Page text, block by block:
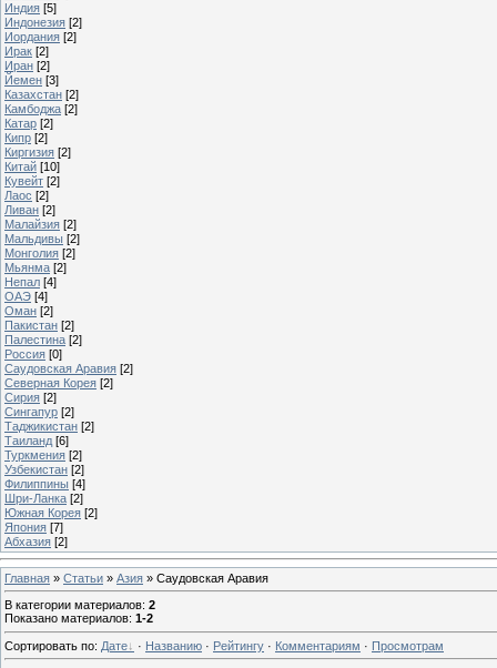
Индия [5]
Индонезия [2]
Иордания [2]
Ирак [2]
Иран [2]
Йемен [3]
Казахстан [2]
Камбоджа [2]
Катар [2]
Кипр [2]
Киргизия [2]
Китай [10]
Кувейт [2]
Лаос [2]
Ливан [2]
Малайзия [2]
Мальдивы [2]
Монголия [2]
Мьянма [2]
Непал [4]
ОАЭ [4]
Оман [2]
Пакистан [2]
Палестина [2]
Россия [0]
Саудовская Аравия [2]
Северная Корея [2]
Сирия [2]
Сингапур [2]
Таджикистан [2]
Таиланд [6]
Туркмения [2]
Узбекистан [2]
Филиппины [4]
Шри-Ланка [2]
Южная Корея [2]
Япония [7]
Абхазия [2]
Главная » Статьи » Азия » Саудовская Аравия
В категории материалов: 2
Показано материалов: 1-2
Сортировать по: Дате · Названию · Рейтингу · Комментариям · Просмотрам